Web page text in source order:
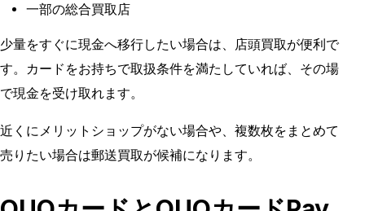
一部の総合買取店
少量をすぐに現金へ移行したい場合は、店頭買取が便利で
す。カードをお持ちで取扱条件を満たしていれば、その場
で現金を受け取れます。
近くにメリットショップがない場合や、複数枚をまとめて
売りたい場合は郵送買取が候補になります。